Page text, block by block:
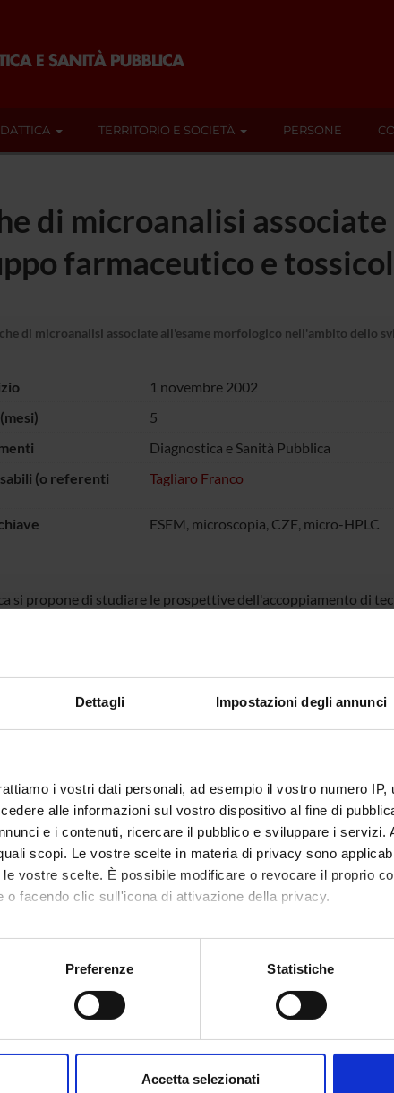
Dettagli Impostazioni degli annunci
i vostri dati personali, ad esempio il vostro numero IP,
alle informazioni sul vostro dispositivo al fine di
e i contenuti, ricercare il pubblico e sviluppare i servizi.
scopi. Le vostre scelte in materia di privacy sono
vostre scelte. È possibile modificare o revocare il proprio
o facendo clic sull'icona di attivazione della privacy.
anche:
sulla tua posizione geografica, con un'approssimazione di
in qualsiasi momento dalla Dichiarazione sui cookie.
Preferenze Statistiche
Accetta selezionati
TERRITORIO E SOCIETÀ PERSONE
di microanalisi
farmaceutico e
di microanalisi associate all'esame morfologico nell'ambito dello
1 novembre 2002
5
Diagnostica e Sanità Pubblica
(o referenti
Tagliaro Franco
ESEM, microscopia, CZE, micro-HPLC
si propone di studiare le prospettive dell'accoppiamento di
Finanziamento: assegnato e gestito
AL PROGETTO
Bortolotti Professore ordinario Franco
legale